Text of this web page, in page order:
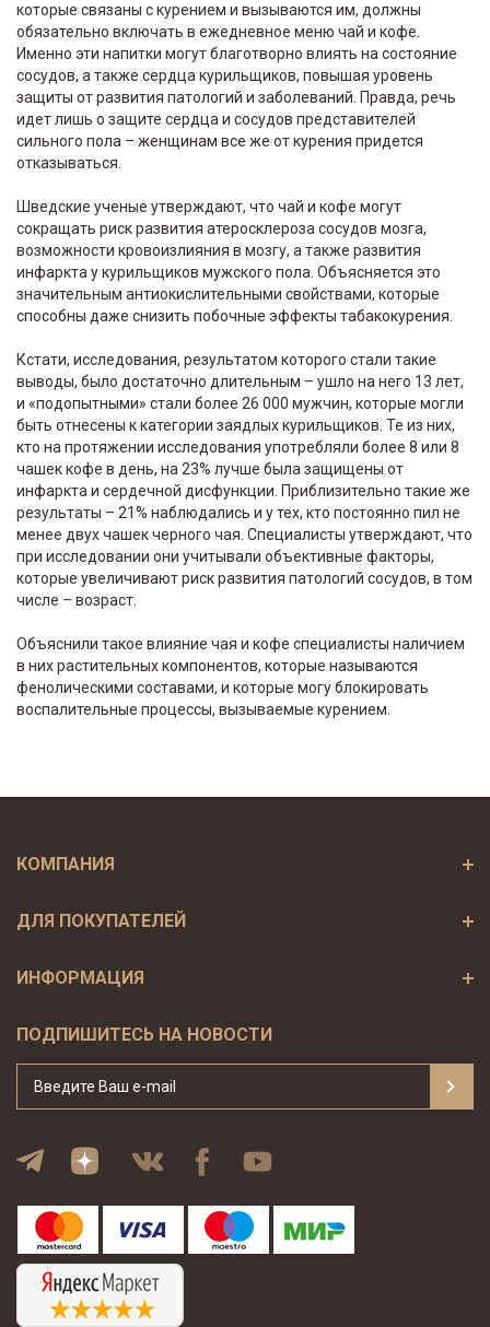
которые связаны с курением и вызываются им, должны
обязательно включать в ежедневное меню чай и кофе.
Именно эти напитки могут благотворно влиять на состояние
сосудов, а также сердца курильщиков, повышая уровень
защиты от развития патологий и заболеваний. Правда, речь
идет лишь о защите сердца и сосудов представителей
сильного пола – женщинам все же от курения придется
отказываться.
Шведские ученые утверждают, что чай и кофе могут
сокращать риск развития атеросклероза сосудов мозга,
возможности кровоизлияния в мозгу, а также развития
инфаркта у курильщиков мужского пола. Объясняется это
значительным антиокислительными свойствами, которые
способны даже снизить побочные эффекты табакокурения.
Кстати, исследования, результатом которого стали такие
выводы, было достаточно длительным – ушло на него 13 лет,
и «подопытными» стали более 26 000 мужчин, которые могли
быть отнесены к категории заядлых курильщиков. Те из них,
кто на протяжении исследования употребляли более 8 или 8
чашек кофе в день, на 23% лучше была защищены от
инфаркта и сердечной дисфункции. Приблизительно такие же
результаты – 21% наблюдались и у тех, кто постоянно пил не
менее двух чашек черного чая. Специалисты утверждают, что
при исследовании они учитывали объективные факторы,
которые увеличивают риск развития патологий сосудов, в том
числе – возраст.
Объяснили такое влияние чая и кофе специалисты наличием
в них растительных компонентов, которые называются
фенолическими составами, и которые могу блокировать
воспалительные процессы, вызываемые курением.
КОМПАНИЯ
ДЛЯ ПОКУПАТЕЛЕЙ
ИНФОРМАЦИЯ
ПОДПИШИТЕСЬ НА НОВОСТИ